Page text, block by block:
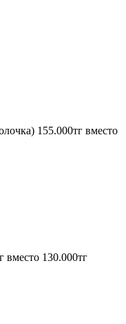
155.000тг вместо
вместо 130.000тг